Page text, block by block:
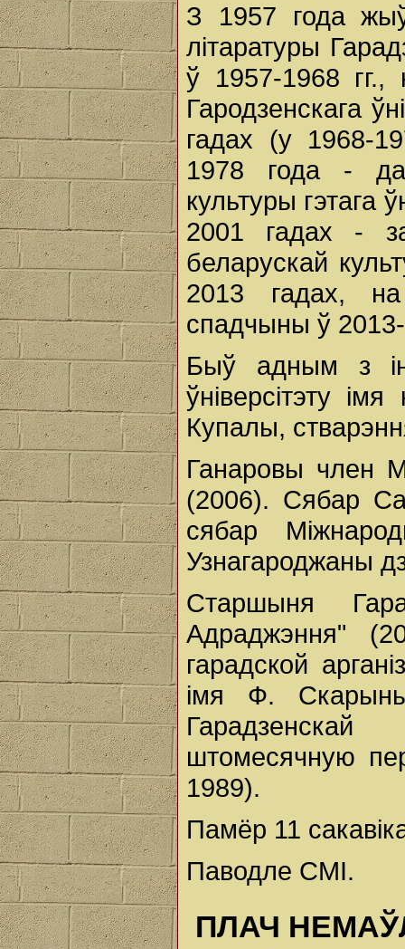
З 1957 года
літаратуры
ў 1957-1968 гг.,
Гародзенскага
гадах (у 1968-
1978 года -
культуры гэтага
2001 гадах -
беларускай
2013 гадах,
спадчыны ў
Быў адным з
ўніверсітэту
Купалы,
Ганаровы член
(2006). Сябар
сябар
Узнагароджаны
Старшыня
Адраджэння"
гарадской
імя Ф.
штомесячную
1989).
Памёр 11
Паводле СМІ.
ПЛАЧ